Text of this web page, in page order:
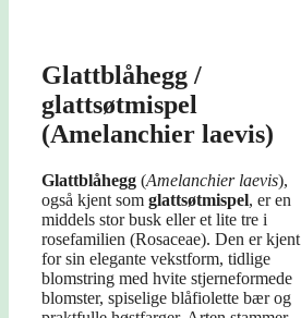
Glattblåhegg /
glattsøtmispel
(Amelanchier laevis)
Glattblåhegg (Amelanchier laevis),
også kjent som glattsøtmispel, er en
middels stor busk eller et lite tre i
rosefamilien (Rosaceae). Den er kjent
for sin elegante vekstform, tidlige
blomstring med hvite stjerneformede
blomster, spiselige blåfiolette bær og